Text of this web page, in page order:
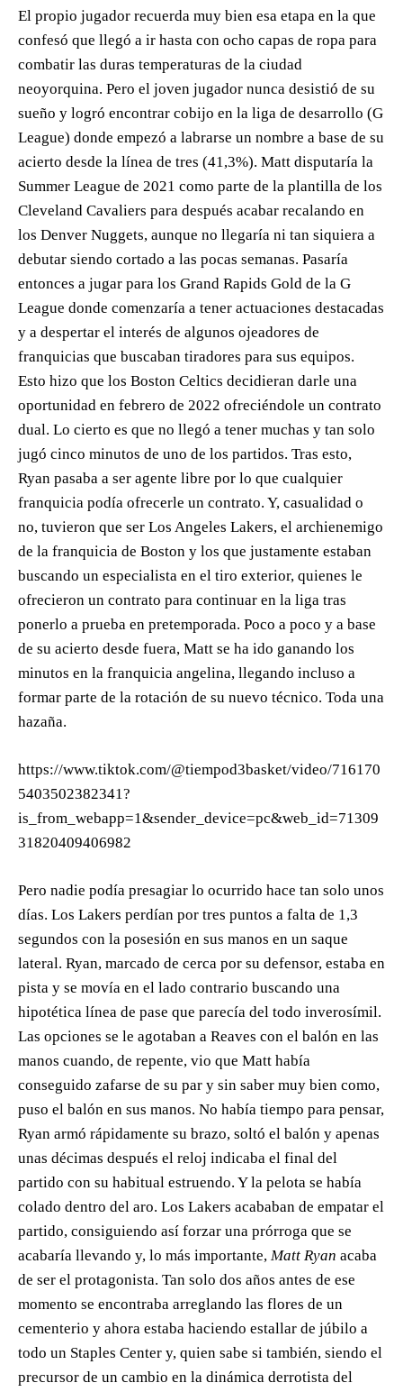
El propio jugador recuerda muy bien esa etapa en la que
confesó que llegó a ir hasta con ocho capas de ropa para
combatir las duras temperaturas de la ciudad
neoyorquina. Pero el joven jugador nunca desistió de su
sueño y logró encontrar cobijo en la liga de desarrollo (G
League) donde empezó a labrarse un nombre a base de su
acierto desde la línea de tres (41,3%). Matt disputaría la
Summer League de 2021 como parte de la plantilla de los
Cleveland Cavaliers para después acabar recalando en
los Denver Nuggets, aunque no llegaría ni tan siquiera a
debutar siendo cortado a las pocas semanas. Pasaría
entonces a jugar para los Grand Rapids Gold de la G
League donde comenzaría a tener actuaciones destacadas
y a despertar el interés de algunos ojeadores de
franquicias que buscaban tiradores para sus equipos.
Esto hizo que los Boston Celtics decidieran darle una
oportunidad en febrero de 2022 ofreciéndole un contrato
dual. Lo cierto es que no llegó a tener muchas y tan solo
jugó cinco minutos de uno de los partidos. Tras esto,
Ryan pasaba a ser agente libre por lo que cualquier
franquicia podía ofrecerle un contrato. Y, casualidad o
no, tuvieron que ser Los Angeles Lakers, el archienemigo
de la franquicia de Boston y los que justamente estaban
buscando un especialista en el tiro exterior, quienes le
ofrecieron un contrato para continuar en la liga tras
ponerlo a prueba en pretemporada. Poco a poco y a base
de su acierto desde fuera, Matt se ha ido ganando los
minutos en la franquicia angelina, llegando incluso a
formar parte de la rotación de su nuevo técnico. Toda una
hazaña.
https://www.tiktok.com/@tiempod3basket/video/716170
5403502382341?
is_from_webapp=1&sender_device=pc&web_id=71309
31820409406982
Pero nadie podía presagiar lo ocurrido hace tan solo unos
días. Los Lakers perdían por tres puntos a falta de 1,3
segundos con la posesión en sus manos en un saque
lateral. Ryan, marcado de cerca por su defensor, estaba en
pista y se movía en el lado contrario buscando una
hipotética línea de pase que parecía del todo inverosímil.
Las opciones se le agotaban a Reaves con el balón en las
manos cuando, de repente, vio que Matt había
conseguido zafarse de su par y sin saber muy bien como,
puso el balón en sus manos. No había tiempo para pensar,
Ryan armó rápidamente su brazo, soltó el balón y apenas
unas décimas después el reloj indicaba el final del
partido con su habitual estruendo. Y la pelota se había
colado dentro del aro. Los Lakers acababan de empatar el
partido, consiguiendo así forzar una prórroga que se
acabaría llevando y, lo más importante, Matt Ryan acaba
de ser el protagonista. Tan solo dos años antes de ese
momento se encontraba arreglando las flores de un
cementerio y ahora estaba haciendo estallar de júbilo a
todo un Staples Center y, quien sabe si también, siendo el
precursor de un cambio en la dinámica derrotista del